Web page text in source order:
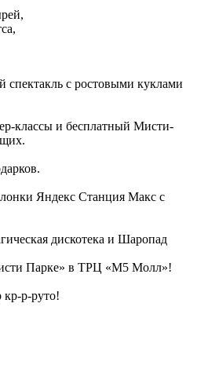
с ростовыми куклами
классы и бесплатный Мисти-
Яндекс Станция Макс с
дискотека и Шаропад
Парке» в ТРЦ «М5 Молл»!
кр-р-руто!